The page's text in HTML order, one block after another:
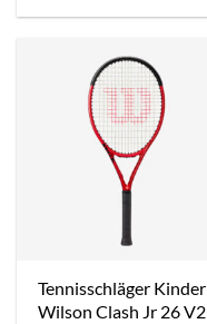
Tennisschläger Kinder
Wilson Clash Jr 26 V2